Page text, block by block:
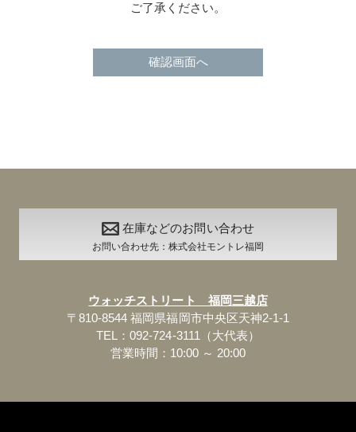
ご了承ください。
在庫などのお問い合わせ
お問い合わせ先：株式会社モントレ福岡
ウォッチストリート 福岡三越店
〒810-8544 福岡県福岡市中央区天神2-1-1
TEL：092-724-3111（大代表）
営業時間：10:00 ～ 20:00